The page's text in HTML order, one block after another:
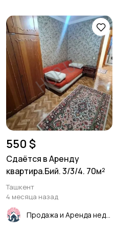
550 $
Сдаётся в Аренду
квартира.Бий. 3/3/4. 70м²
Ташкент
4 месяца назад